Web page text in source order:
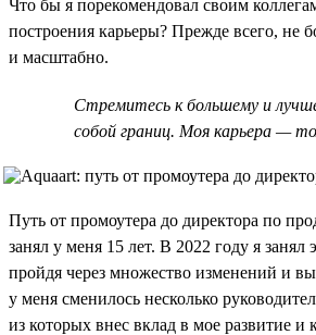
Что бы я порекомендовал своим
построения карьеры? Прежде всего, не
и масштабно.
Стремитесь к большему и
собой границ. Моя карьера —
Путь от промоутера до директора по
занял у меня 15 лет. В 2022 году я занял
пройдя через множество изменений и
у меня сменилось несколько
из которых внес вклад в мое развитие и